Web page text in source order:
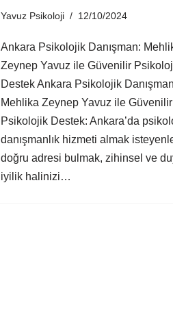
Yavuz Psikoloji 12/10/2024
Ankara Psikolojik Danışman:
Zeynep Yavuz ile Güvenilir
Destek Ankara Psikolojik
Mehlika Zeynep Yavuz ile Güvenilir
Psikolojik Destek: Ankara’da
danışmanlık hizmeti almak
doğru adresi bulmak, zihinsel ve
iyilik halinizi…